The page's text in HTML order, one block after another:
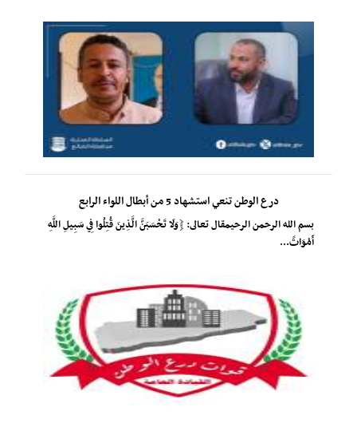
درع الوطن تنعي استشهاد 5 من أبطال اللواء الرابع
بسم الله الرحمن الرحيمقال تعالى: ﴿وَلَا تَحْسَبَنَّ الَّذِينَ قُتِلُوا فِي سَبِيلِ اللَّهِ
أَمْوَاتً...